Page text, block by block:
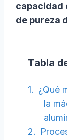
capacidad
de pureza
Tabla
¿Qué
la